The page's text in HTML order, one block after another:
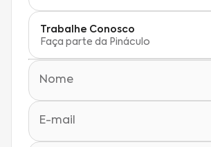
Trabalhe Conosco
Faça parte da Pináculo
Nome
E-mail